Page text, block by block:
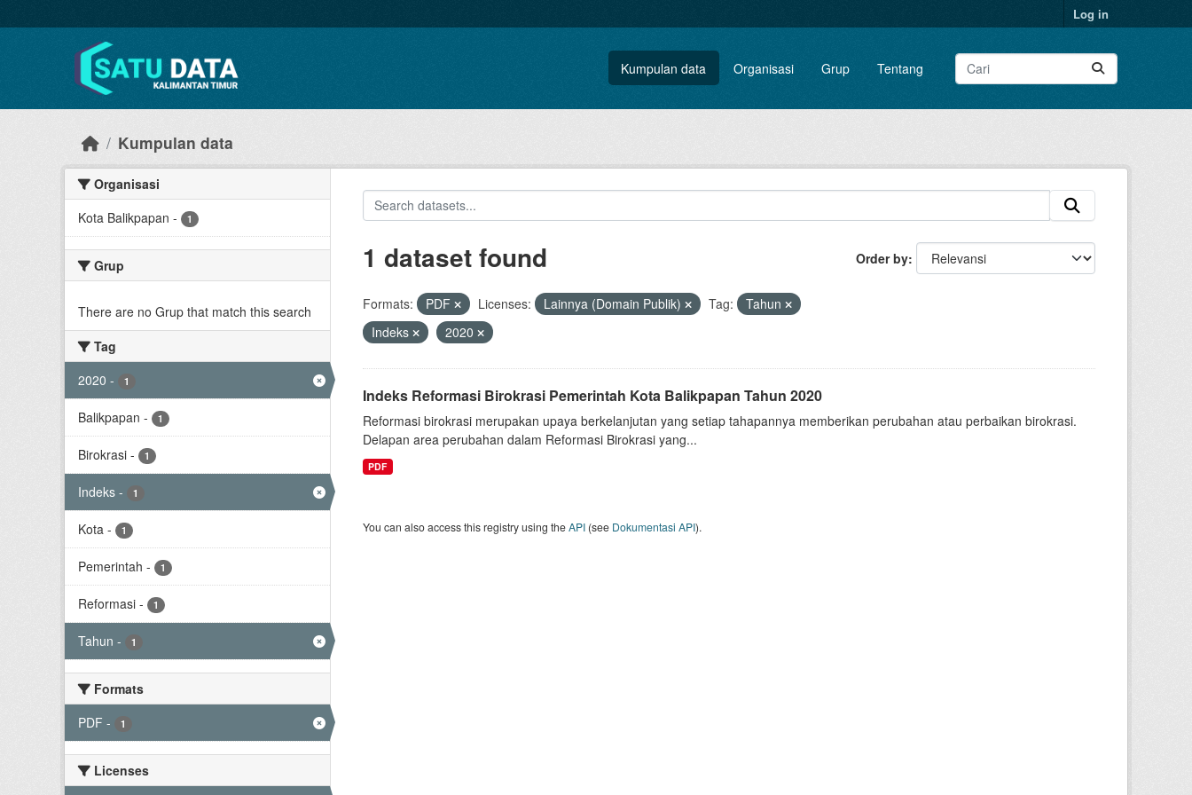
Log in
Kumpulan data Organisasi Grup Tentang
Kumpulan data
Organisasi
Kota Balikpapan - 1
Grup
There are no Grup that match this search
Tag
2020 - 1
Balikpapan - 1
Birokrasi - 1
Indeks - 1
Kota - 1
Pemerintah - 1
Reformasi - 1
Tahun - 1
Formats
PDF - 1
Licenses
Order by
1 dataset found
Formats: PDF Licenses: Lainnya (Domain Publik) Tag:
Tahun
Indeks
2020
Indeks Reformasi Birokrasi Pemerintah Kota Balikpapan Tahun 2020
Reformasi birokrasi merupakan upaya berkelanjutan yang setiap tahapannya memberikan perubahan atau perbaikan birokrasi.
Delapan area perubahan dalam Reformasi Birokrasi yang...
PDF
You can also access this registry using theAPI(see Dokumentasi API).